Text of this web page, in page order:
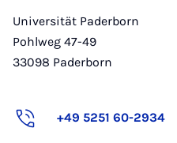
Universität Paderborn
Pohlweg 47-49
33098 Paderborn
+49 5251 60-2934